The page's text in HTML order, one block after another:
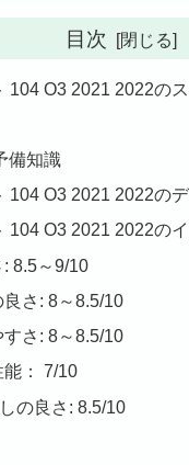
目次
104 O3 2021 2022の
備知識
104 O3 2021 2022の
104 O3 2021 2022の
8.5～9/10
さ: 8～8.5/10
さ: 8～8.5/10
能： 7/10
の良さ: 8.5/10